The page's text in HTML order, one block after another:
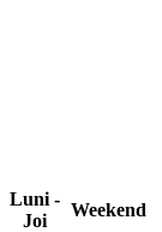
Luni -
Joi
Weekend